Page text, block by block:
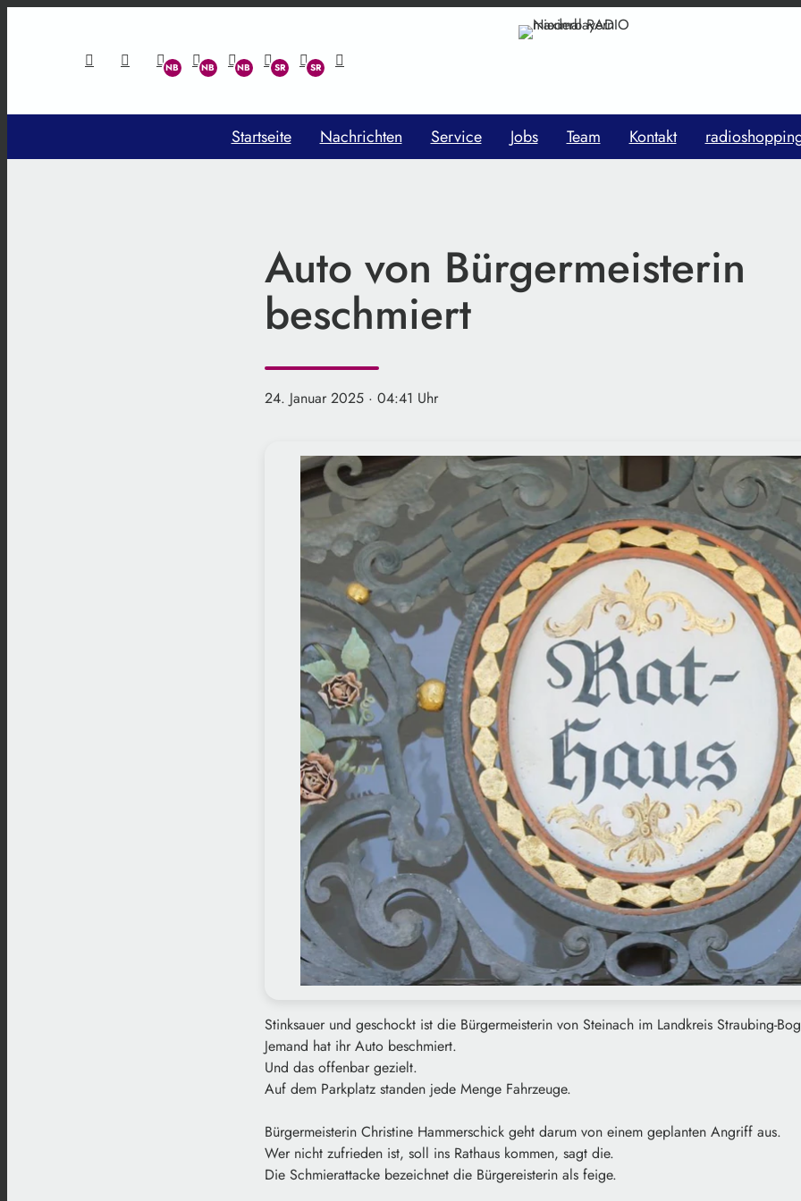
Startseite Nachrichten Service Jobs Team Kontakt
Auto von Bürgermeisterin
beschmiert
24. Januar 2025 · 04:41 Uhr
Stinksauer und geschockt ist die Bürgermeisterin von Steinach im Landkreis Straubing-
Jemand hat ihr Auto beschmiert.
Und das offenbar gezielt.
Auf dem Parkplatz standen jede Menge Fahrzeuge.
Bürgermeisterin Christine Hammerschick geht darum von einem geplanten Angriff aus.
Wer nicht zufrieden ist, soll ins Rathaus kommen, sagt die.
Die Schmierattacke bezeichnet die Bürgereisterin als feige.